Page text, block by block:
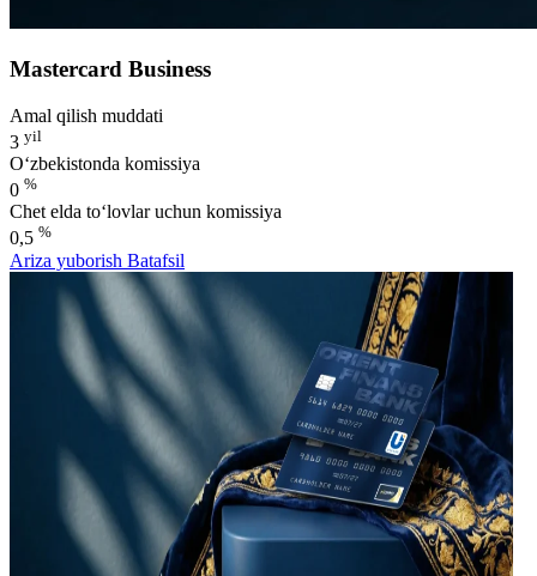
Mastercard Business
Amal qilish muddati
3 yil
O‘zbekistonda komissiya
0 %
Chet elda to‘lovlar uchun komissiya
0,5 %
Ariza yuborish Batafsil